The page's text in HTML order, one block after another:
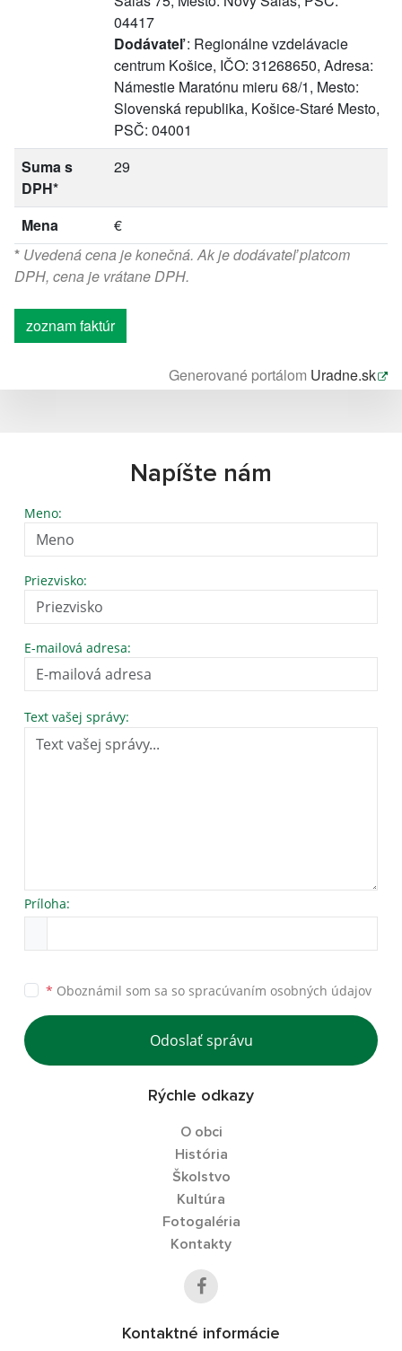
04417
Dodávateľ: Regionálne vzdelávacie
centrum Košice, IČO: 31268650, Adresa:
Námestie Maratónu mieru 68/1, Mesto:
Slovenská republika, Košice-Staré Mesto,
PSČ: 04001
Suma s
DPH*
29
Mena
€
* Uvedená cena je konečná. Ak je dodávateľ platcom
DPH, cena je vrátane DPH.
zoznam faktúr
Generované portálom Uradne.sk
Napíšte nám
Meno:
Priezvisko:
E-mailová adresa:
Text vašej správy:
Príloha:
* Oboznámil som sa so spracúvaním osobných údajov
Odoslať správu
Rýchle odkazy
O obci
História
Školstvo
Kultúra
Fotogaléria
Kontakty
Kontaktné informácie